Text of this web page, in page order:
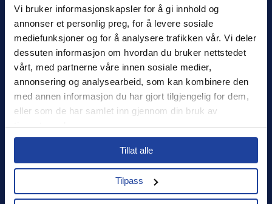
Vi bruker informasjonskapsler for å gi innhold og
annonser et personlig preg, for å levere sosiale
mediefunksjoner og for å analysere trafikken vår. Vi deler
dessuten informasjon om hvordan du bruker nettstedet
vårt, med partnerne våre innen sosiale medier,
annonsering og analysearbeid, som kan kombinere den
med annen informasjon du har gjort tilgjengelig for dem,
eller som de har samlet inn gjennom din bruk av
tjenestene deres.
Tillat alle
Tilpass
Select your country to see content relevant to
you and your business.
Select
Xledger Norge
Østensjøveien 32,0667,Oslo
Norge
salg@xledger.no
40002211
Logg inn
Support
Personvern